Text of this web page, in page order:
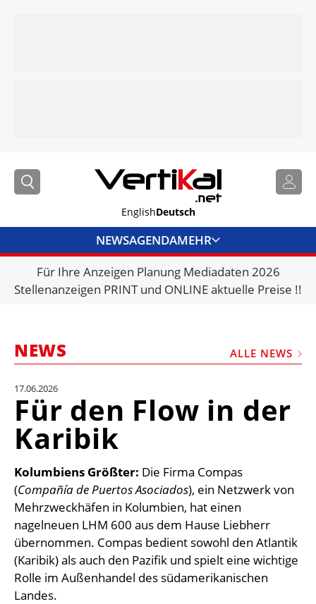
EnglishDeutsch
NEWSAGENDAMEHR
BRANCHENLINKS
VERMIETER
VIDEOS
MEDIADATEN
WÄHRUNGSRECHNER
EINHEITENKONVERTER
KONTAKT
Für Ihre Anzeigen Planung Mediadaten 2026
Stellenanzeigen PRINT und ONLINE aktuelle Preise !!
NEWS ALLE NEWS
17.06.2026
Für den Flow in der
Karibik
Kolumbiens Größter: Die Firma Compas
(Compañía de Puertos Asociados), ein Netzwerk von
Mehrzweckhäfen in Kolumbien, hat einen
nagelneuen LHM 600 aus dem Hause Liebherr
übernommen. Compas bedient sowohl den Atlantik
(Karibik) als auch den Pazifik und spielt eine wichtige
Rolle im Außenhandel des südamerikanischen
Landes.